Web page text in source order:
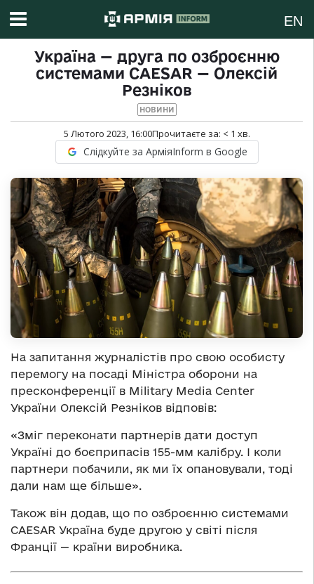
EN
Україна — друга по озброєнню
системами CAESAR — Олексій
Резніков
НОВИНИ
5 Лютого 2023, 16:00Прочитаєте за: < 1 хв.
Слідкуйте за АрміяInform в Google
На запитання журналістів про свою особисту
перемогу на посаді Міністра оборони на
пресконференції в Military Media Center
України Олексій Резніков відповів:
«Зміг переконати партнерів дати доступ
Україні до боєприпасів 155-мм калібру. І коли
партнери побачили, як ми їх опановували, тоді
дали нам ще більше».
Також він додав, що по озброєнню системами
CAESAR Україна буде другою у світі після
Франції — країни виробника.